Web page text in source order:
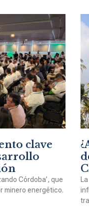
clave
Córdoba’, que
minero energético.